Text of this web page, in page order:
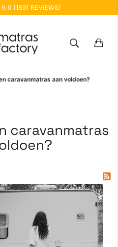
9,6 (1891 REVIEWS)
caravanmatras aan voldoen?
caravanmatras